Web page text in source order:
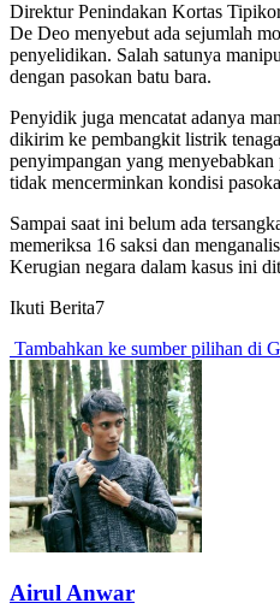
Direktur Penindakan Kortas
De Deo menyebut ada sejumlah
penyelidikan. Salah satunya
dengan pasokan batu bara.
Penyidik juga mencatat adanya
dikirim ke pembangkit listrik
penyimpangan yang
tidak mencerminkan kondisi
Sampai saat ini belum ada
memeriksa 16 saksi dan
Kerugian negara dalam kasus ini
Ikuti Berita7
Tambahkan ke sumber pilihan di
Airul Anwar